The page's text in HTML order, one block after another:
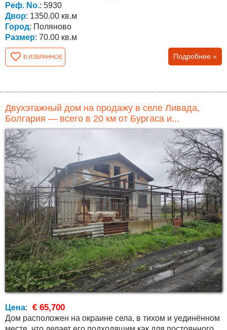
города...
Реф. No.: 5930
Двор: 1350.00 кв.м
Город: Поляново
Размер: 70.00 кв.м
В ИЗБРАННОЕ Подробнее »
Двухэтажный дом на продажу в селе Ливада,
Болгария — всего в 20 км от Бургаса и...
Цена: € 65,700
Дом расположен на окраине села, в тихом и уединённом